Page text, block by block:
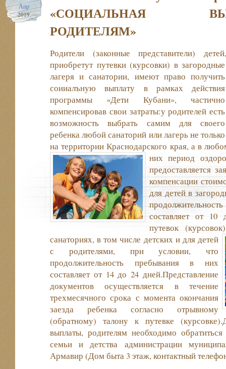
Апр
2019
«СОЦИАЛЬНАЯ
РОДИТЕЛЯМ»
Родители (законные представители)
приобретут путевки (курсовки) в загородные
лагеря и санатории, имеют право получить
соииалъную выплату в рамках действия
программы «Дети Кубани», частично
компенсировав свои затраты:у родителей есть
возможность выбрать самим для своего
ребенка любой санаторий или лагерь не только
на территории Краснодарского края, а в
них период
предоставляется
компенсации
для детей в
составляет от
путевок
санаториях, в том числе детских и для детей
с родителями, при условии, что
продолжительность пребывания в них
составляет от 14 до 24 дней.Представление
документов осуществляется в течение
трехмесячного срока с момента окончания
заезда ребенка согласно отрывному
(обратному) талону к путевке
выплаты, родителям необходимо
семьи и детства администрации
Армавир (Дом быта 3 этаж, контактный